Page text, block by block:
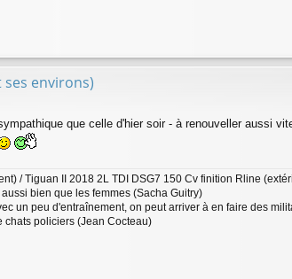
ses environs)
que celle d'hier soir - à renouveller aussi
/ Tiguan II 2018 2L TDI DSG7 150 Cv finition Rline
bien que les femmes (Sacha Guitry)
un peu d'entraînement, on peut arriver à en faire des
chats policiers (Jean Cocteau)